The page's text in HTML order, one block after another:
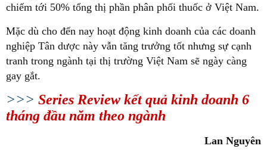
chiếm tới 50% tổng thị phần phân phối thuốc ở Việt Nam.
Mặc dù cho đến nay hoạt động kinh doanh của các doanh
nghiệp Tân dược này vẫn tăng trưởng tốt nhưng sự cạnh
tranh trong ngành tại thị trường Việt Nam sẽ ngày càng
gay gắt.
>>> Series Review kết quả kinh doanh 6
tháng đầu năm theo ngành
Lan Nguyên